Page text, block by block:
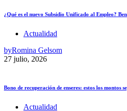
¿Qué es el nuevo Subsidio Unificado al Empleo?
Actualidad
byRomina Gelsom
27 julio, 2026
Bono de recuperación de enseres: estos los montos
Actualidad